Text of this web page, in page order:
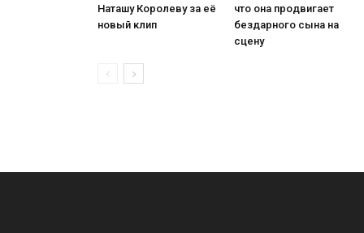
Наташу Королеву за её
новый клип
что она продвигает
бездарного сына на
сцену